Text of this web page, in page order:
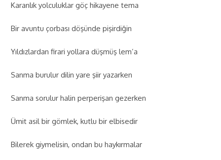
Karanlık yolculuklar göç hikayene tema
Bir avuntu çorbası döşünde pişirdiğin
Yıldızlardan firari yollara düşmüş lem’a
Sanma burulur dilin yare şiir yazarken
Sanma sorulur halin perperişan gezerken
Ümit asil bir gömlek, kutlu bir elbisedir
Bilerek giymelisin, ondan bu haykırmalar